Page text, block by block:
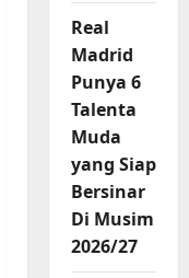
Real
Madrid
Punya 6
Talenta
Muda
yang Siap
Bersinar
Di Musim
2026/27